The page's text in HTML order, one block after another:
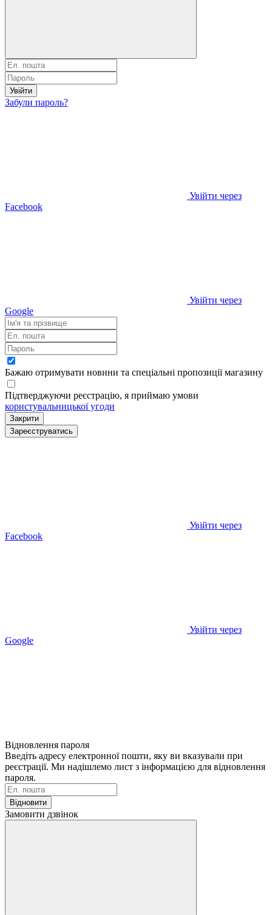
Увійти
Забули пароль?
Увійти через
Facebook
Увійти через
Google
Бажаю отримувати новини та спеціальні пропозиціїмагазину
Підтверджуючи реєстрацію, я приймаю умови
користувальницької угоди
Закрити
Зареєструватись
Увійти через
Facebook
Увійти через
Google
Відновлення пароля
Введіть адресу електронної пошти, яку ви вказували при
реєстрації. Ми надішлемо лист з інформацією для відновлення
пароля.
Відновити
Замовити дзвінок